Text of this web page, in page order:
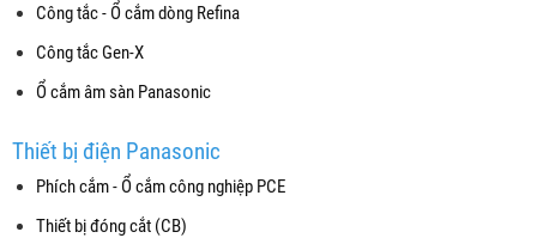
Công tắc - Ổ cắm dòng Refina
Công tắc Gen-X
Ổ cắm âm sàn Panasonic
Thiết bị điện Panasonic
Phích cắm - Ổ cắm công nghiệp PCE
Thiết bị đóng cắt (CB)